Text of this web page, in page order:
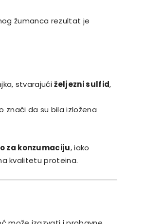
žumanca rezultat je
stvarajućiželjezni sulfid,
znači da su bila izložena
za konzumaciju, iako
kvalitetu proteina.